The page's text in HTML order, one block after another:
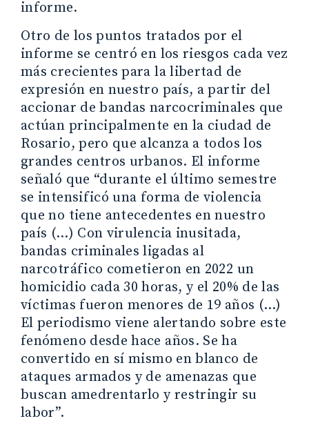
informe.
Otro de los puntos tratados por el
informe se centró en los riesgos cada vez
más crecientes para la libertad de
expresión en nuestro país, a partir del
accionar de bandas narcocriminales que
actúan principalmente en la ciudad de
Rosario, pero que alcanza a todos los
grandes centros urbanos. El informe
señaló que “durante el último semestre
se intensificó una forma de violencia
que no tiene antecedentes en nuestro
país (…) Con virulencia inusitada,
bandas criminales ligadas al
narcotráfico cometieron en 2022 un
homicidio cada 30 horas, y el 20% de las
víctimas fueron menores de 19 años (…)
El periodismo viene alertando sobre este
fenómeno desde hace años. Se ha
convertido en sí mismo en blanco de
ataques armados y de amenazas que
buscan amedrentarlo y restringir su
labor”.